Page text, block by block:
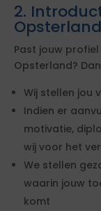
2.
Opsterland
Past jouw
Opsterland?
Wij stellen jou
Indien er
motivatie,
wij voor het
We stellen
waarin jouw
komt